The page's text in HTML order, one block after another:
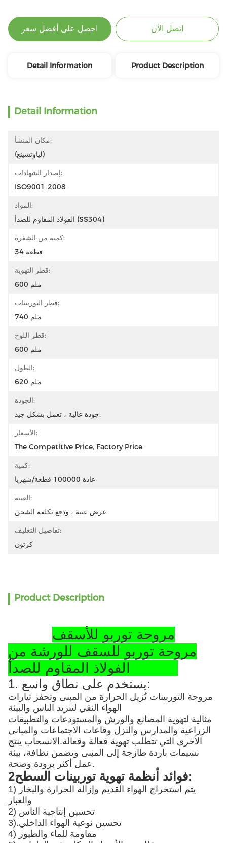
احصل على أفضل سعر اتصل الآن
Detail Information Product Description
Detail Information
مكان المنشأ:
(لياوتشينغ)
إصدار الشهادات:
ISO9001-2008
المواد:
الفولاذ المقاوم للصدأ (SS304)
كمية من الشفرة:
34 قطعة
قطر التهوية:
600 ملم
قطر التوربينات:
740 ملم
قطر اللوح:
600 ملم
الطول:
620 ملم
الجودة:
جودة عالية ، تعمل بشكل جيد.
الأسعار:
The Competitive Price, Factory Price
كمية:
عادة 100000 قطعة/شهريا
العينة:
عرض عينة ، ودفع تكلفة الشحن
تفاصيل التغليف:
كرتون
Product Description
مروحة توربو للأسقف
مروحة توربو للسقف للورشة من
1. يستخدم على نطاق واسع:
مروحة التوربينات تُزيل الحرارة من المبنى وتحفز تيارات
الهواء النقي لتبريد الناس والبيئة
مثالية لتهوية المصانع والورش والمستودعات والتطبيقات
الزراعية والمدارس والنزل وقاعات الاجتماعات والمباني
الأخرى التي تتطلب تهوية فعالة وفعالة.الانسحاب ينتج
نسيمات باردة طازجة إلى المبنى ويضمن نظافة، بيئة
عمل أكثر برودة وصحة.
2فوائد أنظمة تهوية توربينات السطح:
1) يتم استخراج الهواء القديم وإزالة الحرارة والبخار
والغبار
2) تحسين إنتاجية الناس
3).تحسين نوعية الهواء الداخلي
4) مقاومة للماء والطيور